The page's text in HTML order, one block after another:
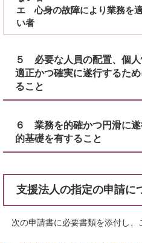
エ 心身の故障により業務を
い者
５ 必要な人員の配置、個
適正かつ確実に遂行するた
ること
６ 業務を的確かつ円滑に
的基礎を有すること
支援法人の指定の申請に
次の申請書に必要書類を添付し、